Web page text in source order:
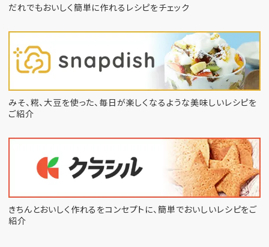
だれでもおいしく簡単に作れるレシピをチェック
みそ、糀、大豆を使った、毎日が楽しくなるような美味しいレシピを
ご紹介
きちんとおいしく作れるをコンセプトに、 簡単でおいしいレシピをご
紹介